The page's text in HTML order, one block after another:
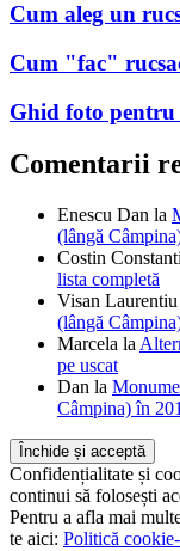
Cum aleg un
Cum "fac"
Ghid foto pentru
Comentarii
Enescu Dan la
(lângă
Costin
lista completă
Visan Laurentiu
(lângă
Marcela la
pe uscat
Dan la
Câmpina) în
Confidențialitate și
continui să folosești
Pentru a afla mai
te aici: Politică